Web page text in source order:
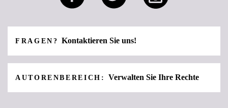
FRAGEN? Kontaktieren Sie uns!
AUTORENBEREICH: Verwalten Sie Ihre Rechte